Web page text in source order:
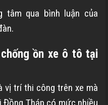
tâm qua bình luận của
ồn xe ô tô tại
vị trí thi công trên xe mà